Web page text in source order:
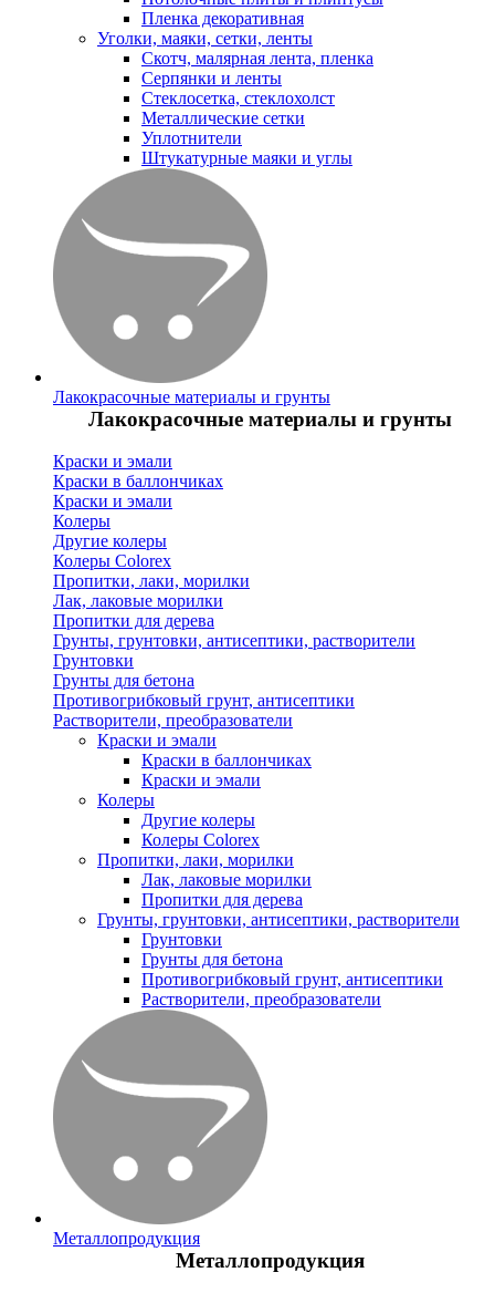
Пленка декоративная
Уголки, маяки, сетки, ленты
Скотч, малярная лента, пленка
Серпянки и ленты
Стеклосетка, стеклохолст
Металлические сетки
Уплотнители
Штукатурные маяки и углы
Лакокрасочные материалы и грунты
Лакокрасочные материалы и грунты
Краски и эмали
Краски в баллончиках
Краски и эмали
Колеры
Другие колеры
Колеры Colorex
Пропитки, лаки, морилки
Лак, лаковые морилки
Пропитки для дерева
Грунты, грунтовки, антисептики, растворители
Грунтовки
Грунты для бетона
Противогрибковый грунт, антисептики
Растворители, преобразователи
Краски и эмали
Краски в баллончиках
Краски и эмали
Колеры
Другие колеры
Колеры Colorex
Пропитки, лаки, морилки
Лак, лаковые морилки
Пропитки для дерева
Грунты, грунтовки, антисептики, растворители
Грунтовки
Грунты для бетона
Противогрибковый грунт, антисептики
Растворители, преобразователи
Металлопродукция
Металлопродукция